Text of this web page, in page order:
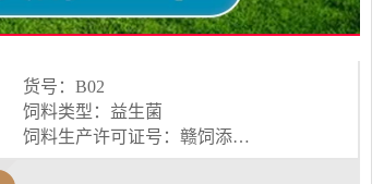
货号：B02
饲料类型：益生菌
饲料生产许可证号：赣饲添（2015）h02003